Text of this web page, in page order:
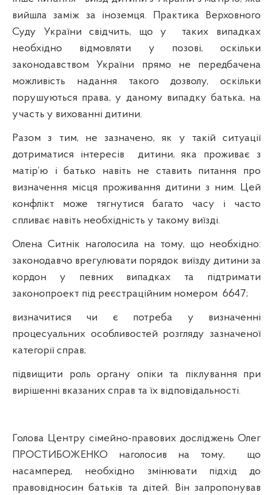
вийшла заміж за іноземця. Практика Верховного
Суду України свідчить, що у
таких випадках
необхідно відмовляти у позові, оскільки
законодавством України прямо не передбачена
можливість надання такого дозволу, оскільки
порушуються права, у даному випадку батька, на
участь у вихованні дитини.
Разом з тим, не зазначено, як у такій ситуації
дотриматися інтересів
дитини, яка проживає з
матір’ю і батько навіть не ставить питання про
визначення місця проживання дитини з ним. Цей
конфлікт може тягнутися багато часу і часто
спливає навіть необхідність у такому виїзді.
Олена Ситнік наголосила на тому, що необхідно:
законодавчо врегулювати порядок виїзду дитини за
кордон у певних випадках та підтримати
законопроект під реєстраційним номером 6647;
визначитися чи є потреба у визначенні
процесуальних особливостей розгляду зазначеної
категорії справ;
підвищити роль органу опіки та піклування при
вирішенні вказаних справ та їх відповідальності.
Голова Центру сімейно-правових досліджень Олег
ПРОСТИБОЖЕНКО наголосив на тому,
що
насамперед, необхідно змінювати підхід до
правовідносин батьків та дітей. Він запропонував